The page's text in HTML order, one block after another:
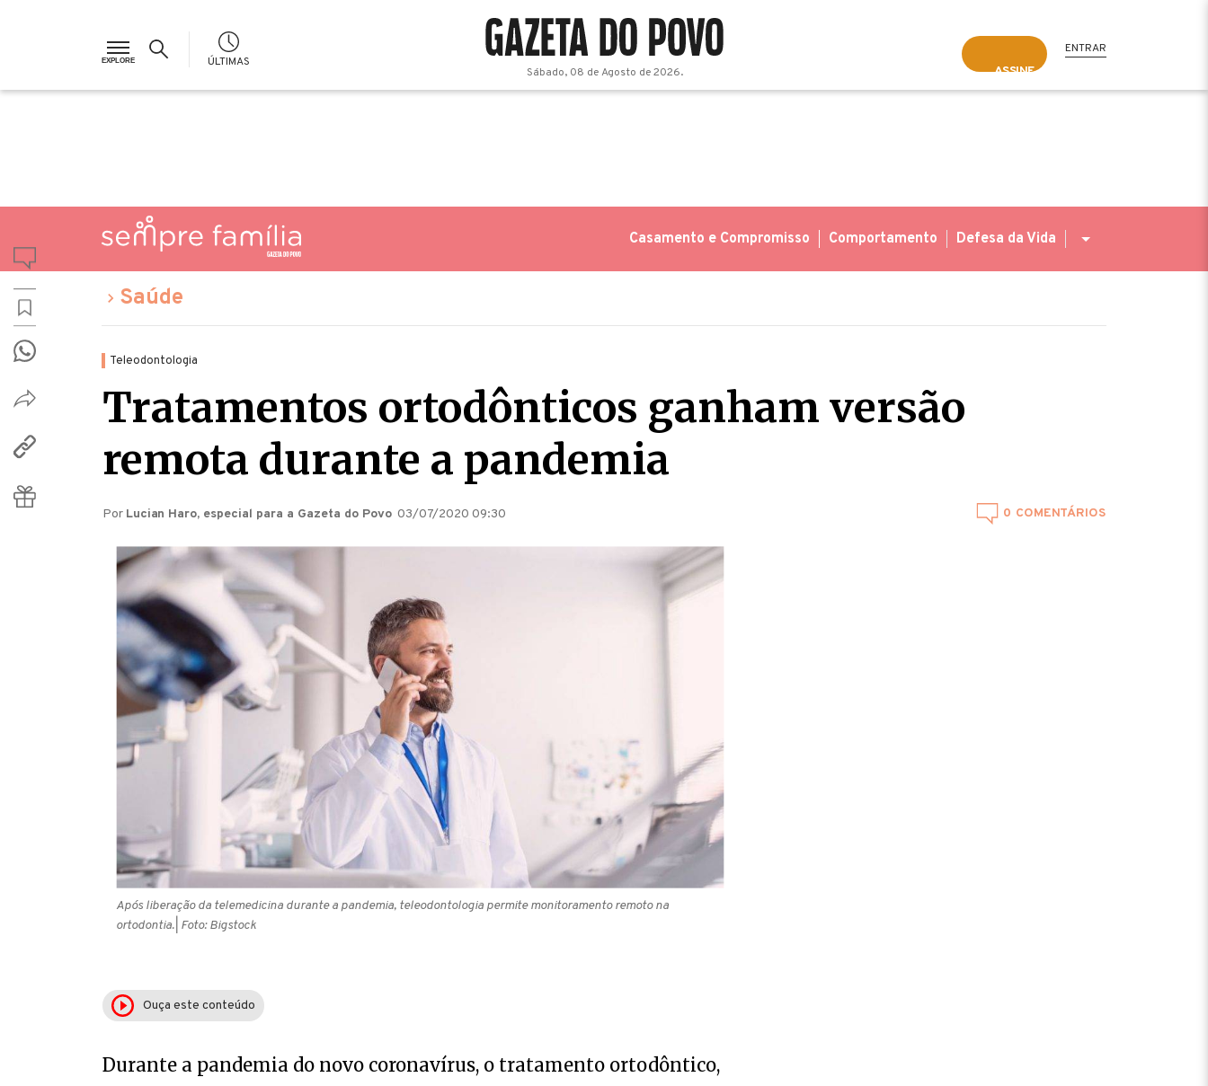
ÚLTIMAS
ASSINE
ENTRAR
Sábado, 08 de Agosto de 2026.
Casamento e Compromisso Comportamento Defesa da Vida
Saúde
Teleodontologia
Tratamentos ortodônticos ganham versão
remota durante a pandemia
Por Lucian Haro, especial para a Gazeta do Povo 03/07/2020 09:30 0
Após liberação da telemedicina durante a pandemia, teleodontologia permite monitoramento remoto na
ortodontia.| Foto: Bigstock
Ouça este conteúdo
Durante a pandemia do novo coronavírus, o tratamento ortodôntico,